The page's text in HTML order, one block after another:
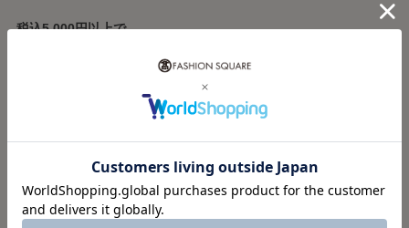
税込5,000円以上で
返品OK
一部商品を除き、
お届け後7日以内の場合